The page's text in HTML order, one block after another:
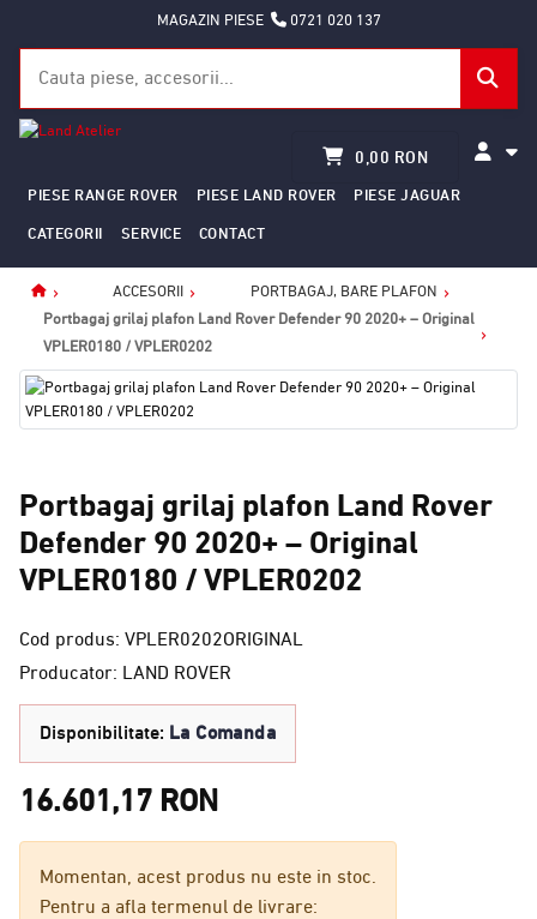
MAGAZIN PIESE 0721 020 137
0,00 RON
PIESE RANGE ROVER PIESE LAND ROVER PIESE JAGUAR
CATEGORII SERVICE CONTACT
Home
ACCESORII
PORTBAGAJ, BARE PLAFON
Portbagaj grilaj plafon Land Rover Defender 90 2020+ – Original
VPLER0180 / VPLER0202
Portbagaj grilaj plafon Land Rover
Defender 90 2020+ – Original
VPLER0180 / VPLER0202
Cod produs: VPLER0202ORIGINAL
Producator: LAND ROVER
Disponibilitate: La Comanda
16.601,17 RON
Momentan, acest produs nu este in stoc.
Pentru a afla termenul de livrare: